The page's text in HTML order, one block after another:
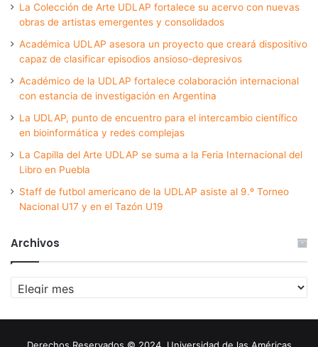
La Colección de Arte UDLAP fortalece su acervo con nuevas
obras de artistas emergentes y consolidados
Académica UDLAP asesora un proyecto que creará dispositivo
capaz de clasificar episodios ansioso-depresivos
Académico de la UDLAP fortalece colaboración internacional
con estancia de investigación en Argentina
La UDLAP, punto de encuentro para el intercambio científico
en bioinformática y redes complejas
La Capilla del Arte UDLAP se suma a la Feria Internacional del
Libro en Puebla
Staff de futbol americano de la UDLAP asiste al 9.º Torneo
Nacional U17 y en el Tazón U19
Archivos
Archivos